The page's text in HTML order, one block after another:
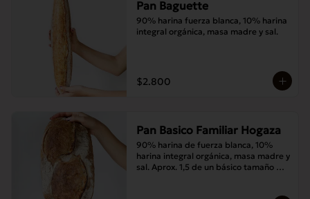
Pan Baguette
90% harina fuerza blanca, 10% harina
integral orgánica, masa madre y sal.
$2.800
Pan Basico Familiar Hogaza
90% harina de fuerza blanca, 10%
harina integral orgánica, masa madre y
sal. Aprox. 1,5 de un básico tamaño